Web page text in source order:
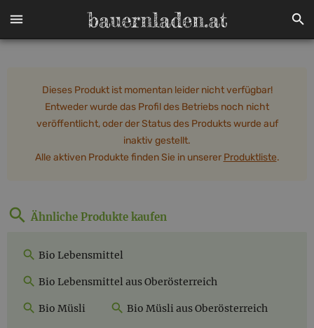
Dieses Produkt ist momentan leider nicht verfügbar!
Entweder wurde das Profil des Betriebs noch nicht
veröffentlicht, oder der Status des Produkts wurde auf
inaktiv gestellt.
Alle aktiven Produkte finden Sie in unserer Produktliste.
Ähnliche Produkte kaufen
Bio Lebensmittel
Bio Lebensmittel aus Oberösterreich
Bio Müsli Bio Müsli aus Oberösterreich